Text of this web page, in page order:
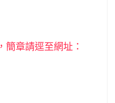
章請逕至網址：